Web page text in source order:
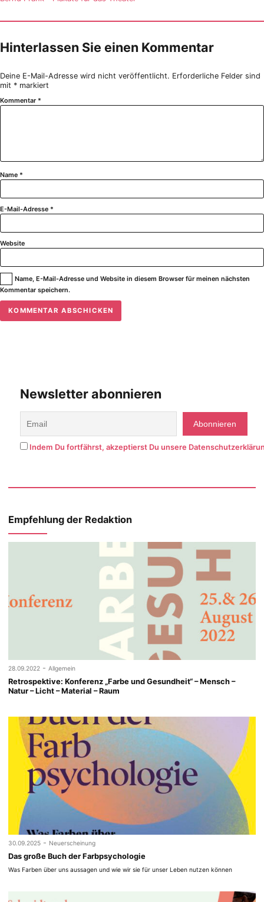
Hinterlassen Sie einen Kommentar
Deine E-Mail-Adresse wird nicht veröffentlicht. Erforderliche Felder sind
mit * markiert
Kommentar *
Name *
E-Mail-Adresse *
Website
Name, E-Mail-Adresse und Website in diesem Browser für meinen nächsten
Kommentar speichern.
Newsletter abonnieren
Indem Du fortfährst, akzeptierst Du unsere
Empfehlung der Redaktion
28.09.2022 - Allgemein
Retrospektive: Konferenz „Farbe und Gesundheit“ – Mensch –
Natur – Licht – Material – Raum
30.09.2025 - Neuerscheinung
Das große Buch der Farbpsychologie
Was Farben über uns aussagen und wie wir sie für unser Leben nutzen können